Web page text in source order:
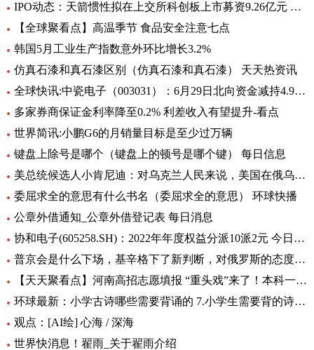
IPO动态：天箭惯性拟在上交所科创板上市募资9.26亿元 全球新动态
【全球聚看点】高温季节 食品安全注意七点
韩国5月工业生产指数意外环比增长3.2%
仿真石漆和真石漆区别（仿真石漆和真石漆） 天天热资讯
全球快讯:中瓷电子（003031）：6月29日北向资金减持4.95万股
多家券商保证金利率降至0.2% 利差收入有望提升-看点
世界简讯:小鹏G6的月销量目标是至少过万辆
键盘上除号是哪个（键盘上的顿号是哪个键） 每日信息
美总统候选人小肯尼迪：对乌克兰人民来说，美国在俄乌中扮演的角色很糟糕
委屈求全的意思有什么书名（委屈求全的意思） 环球快播
公章外借通知_公章外借登记表 每日消息
协和电子(605258.SH)：2022年年度权益分派10派2元 今日热议
普京会是什么下场，基辛格下了新判断，对俄罗斯的态度完全变了！|全球时快讯
【天天聚看点】河南高招志愿填报 “重头戏”来了！本科一批、二批志愿30日起填报
环球最新：小学古诗哪些需要背诵的 7.小学生需要背的诗词有多少首
观点：[AI绘] 心海 / 深海
世界快消息！翟雨_关于翟雨介绍